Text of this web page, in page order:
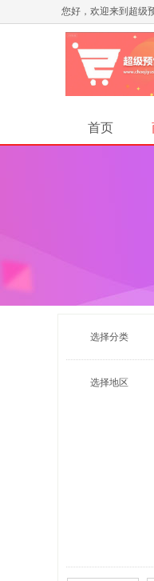
您好，欢迎来到超级
首页
选择分类
选择地区